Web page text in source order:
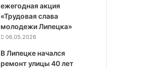
ежегодная акция
«Трудовая слава
молодежи Липецка»
06.05.2026
В Липецке начался
ремонт улицы 40 лет